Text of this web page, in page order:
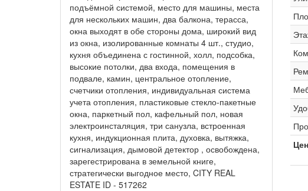
подъёмной системой, место для машины, места
для нескольких машин, два балкона, терасса,
окна выходят в обе стороны дома, широкий вид
из окна, изолированные комнаты 4 шт., студио,
кухня объединена с гостинной, холл, подсобка,
высокие потолки, два входа, помещения в
подвале, камин, центральное отопление,
счетчики отопления, индивидуальная система
учета отопления, пластиковые стекло-пакетные
окна, паркетный пол, кафельный пол, новая
электроинсталяция, три санузла, встроенная
кухня, индукционная плита, духовка, вытяжка,
сигнализация, дымовой детектор , освобождена,
зарегестрирована в земельной книге,
стратегически выгодное место, CITY REAL
ESTATE ID - 517262